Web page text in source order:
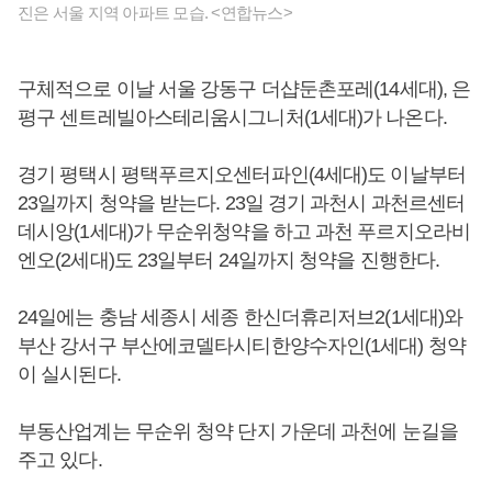
진은 서울 지역 아파트 모습. <연합뉴스>
구체적으로 이날 서울 강동구 더샵둔촌포레(14세대), 은
평구 센트레빌아스테리움시그니처(1세대)가 나온다.
경기 평택시 평택푸르지오센터파인(4세대)도 이날부터
23일까지 청약을 받는다. 23일 경기 과천시 과천르센터
데시앙(1세대)가 무순위청약을 하고 과천 푸르지오라비
엔오(2세대)도 23일부터 24일까지 청약을 진행한다.
24일에는 충남 세종시 세종 한신더휴리저브2(1세대)와
부산 강서구 부산에코델타시티한양수자인(1세대) 청약
이 실시된다.
부동산업계는 무순위 청약 단지 가운데 과천에 눈길을
주고 있다.